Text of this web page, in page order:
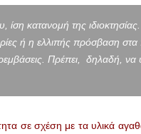
κατανομή της
ή η ελλιπής πρόσβαση στα
Πρέπει, δηλαδή, να
σε σχέση με τα υλικά